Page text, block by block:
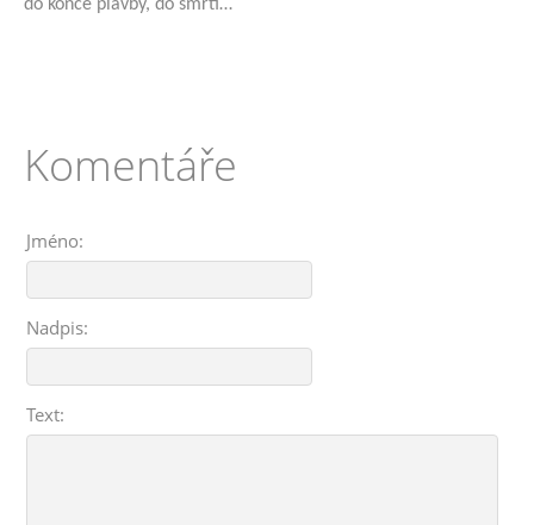
do konce plavby, do smrti…
Komentáře
Jméno:
Nadpis:
Text: